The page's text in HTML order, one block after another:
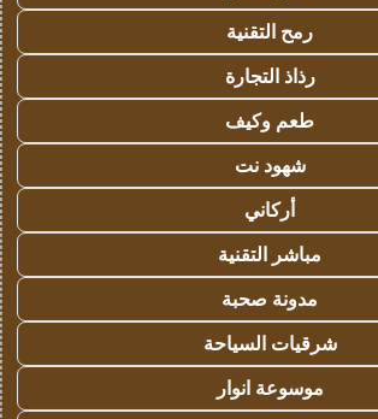
رمح التقنية
رذاذ التجارة
طعم وكيف
شهود نت
أركاني
مباشر التقنية
مدونة صحبة
شرقيات السياحة
موسوعة انوار